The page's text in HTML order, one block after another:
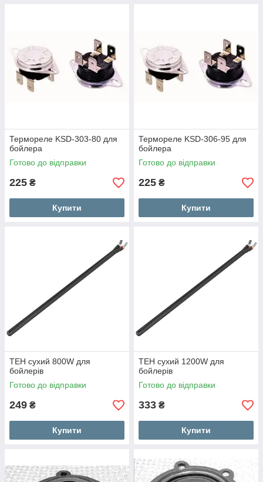
Термореле KSD-303-80 для
бойлера
Готово до відправки
225 ₴
Купити
Термореле KSD-306-95 для
бойлера
Готово до відправки
225 ₴
Купити
ТЕН сухий 800W для
бойлерів
Готово до відправки
249 ₴
Купити
ТЕН сухий 1200W для
бойлерів
Готово до відправки
333 ₴
Купити